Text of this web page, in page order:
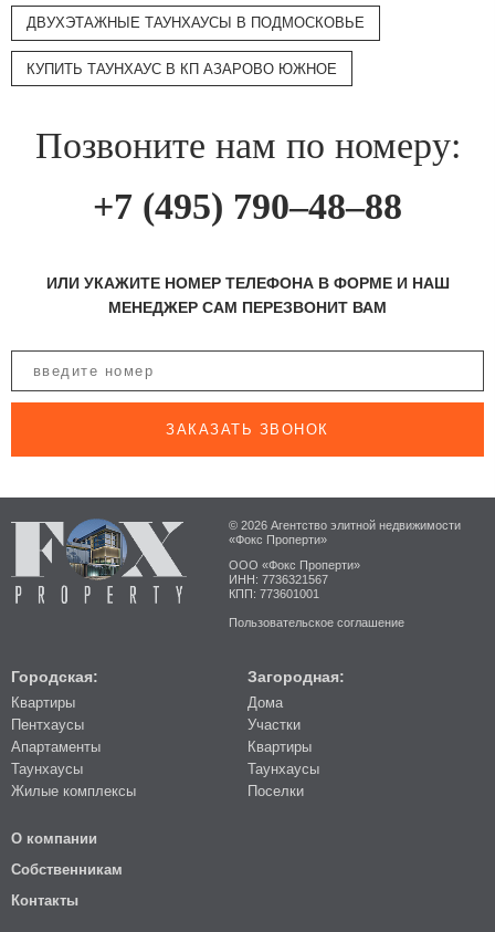
ДВУХЭТАЖНЫЕ ТАУНХАУСЫ В ПОДМОСКОВЬЕ
КУПИТЬ ТАУНХАУС В КП АЗАРОВО ЮЖНОЕ
Позвоните нам по номеру:
+7 (495) 790–48–88
ИЛИ УКАЖИТЕ НОМЕР ТЕЛЕФОНА В ФОРМЕ И НАШ
МЕНЕДЖЕР САМ ПЕРЕЗВОНИТ ВАМ
ЗАКАЗАТЬ ЗВОНОК
© 2026 Агентство элитной недвижимости
«Фокс Проперти»
ООО «Фокс Проперти»
ИНН: 7736321567
КПП: 773601001
Пользовательское соглашение
Городская:
Квартиры
Пентхаусы
Апартаменты
Таунхаусы
Жилые комплексы
Загородная:
Дома
Участки
Квартиры
Таунхаусы
Поселки
О компании
Собственникам
Контакты